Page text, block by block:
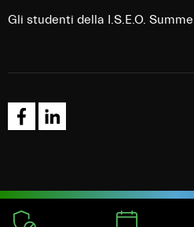
Gli studenti della I.S.E.O.